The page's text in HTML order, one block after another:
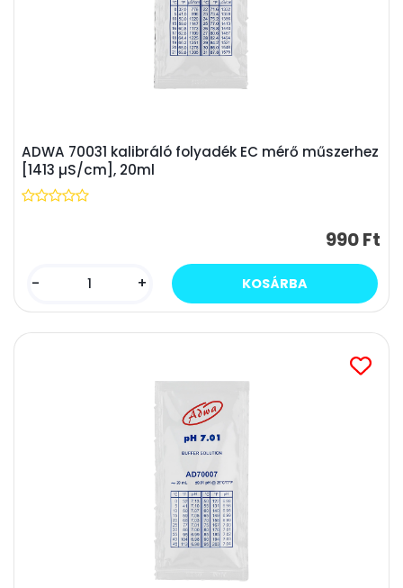
ADWA 70031 kalibráló folyadék EC mérő műszerhez
[1413 µS/cm], 20ml
990 Ft
- +